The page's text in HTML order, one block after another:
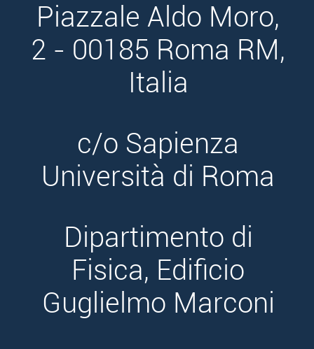
Piazzale Aldo Moro,
2 - 00185 Roma RM,
Italia
c/o Sapienza
Università di Roma
Dipartimento di
Fisica, Edificio
Guglielmo Marconi